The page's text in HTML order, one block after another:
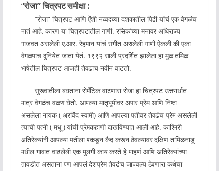
“रोजा” चित्रपट समीक्षा :
“रोजा” चित्रपट आणि ऐंशी नव्वदच्या दशकातील पिढी यांचं एक वेगळंच
नातं आहे. कारण या चित्रपटातील गाणी. रसिकांच्या मनावर अधिराज्य
गाजवत असलेली ए.आर. रेहमान यांचं संगीत असलेली गाणी ऐकली की एका
वेगळ्याच दुनियेत जाता येतं. १९९२ साली प्रदर्शित झालेला हा मुळ तमिळ
भाषेतील चित्रपट आजही तेवढाच नवीन वाटतो.
सुरूवातीला बघताना रोमॅंटिक वाटणारा रोजा हा चित्रपट उत्तरार्धात
मात्र वेगळंच वळण घेतो. आपल्या मातृभूमीवर अपार प्रेम आणि निष्ठा
असलेला नायक ( अरविंद स्वामी) आणि आपल्या पतीवर तेवढंच प्रेम असलेली
त्याची पत्नी ( मधू ) यांची प्रेमकहाणी दाखविण्यात आली आहे. काश्मिरी
अतिरेक्यांनी आपल्या पतीला पकडून कैद करून ठेवल्यावर दक्षिण तामिळनाडू
मधील गावात वाढलेली एक मुलगी काय करते हे पाहणं आणि अतिरेक्यांच्या
तावडीत असताना पण आपलं देशप्रेम तेवढंच जाज्वल्य ठेवणारा कथेचा